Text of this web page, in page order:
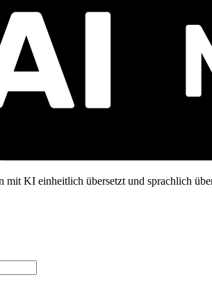
mit KI einheitlich übersetzt und sprachlich